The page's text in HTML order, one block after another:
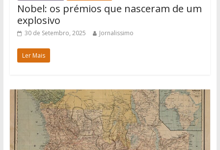
Nobel: os prémios que nasceram de um
explosivo
30 de Setembro, 2025 Jornalissimo
Ler Mais